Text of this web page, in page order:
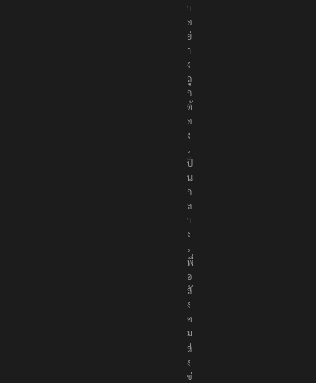
า
อ
ย่
า
ง
ถู
ก
ต้
อ
ง
เ
ป็
น
ก
ล
า
ง
เ
พื่
อ
สั
ง
ค
ม
ส่
ง
ข่